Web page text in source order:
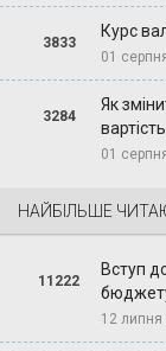
3833
Курс
01
3284
Як
01
НАЙБІЛЬШЕ
11222
Вступ
12 липня